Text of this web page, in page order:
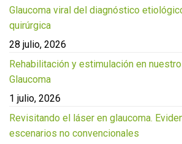
Glaucoma viral del diagnóstico
quirúrgica
28 julio, 2026
Rehabilitación y estimulación en
Glaucoma
1 julio, 2026
Revisitando el láser en glaucoma.
escenarios no convencionales